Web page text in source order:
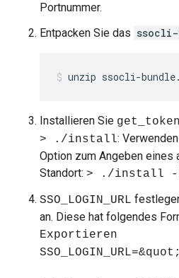
Portnummer.
Entpacken Sie das
unzip ssocli-
Installieren Sie get_token
> ./install:
Option zum Angeben eines
Standort: > ./install -
SSO_LOGIN_URL
an. Diese hat folgendes
Exportieren